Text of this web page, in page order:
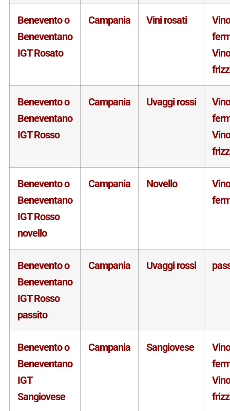
Benevento o
Beneventano
IGT Rosato
Campania Vini rosati
Vino
Vino
Benevento o
Beneventano
IGT Rosso
Campania Uvaggi rossi
Vino
Vino
Benevento o
Beneventano
IGT Rosso
novello
Campania Novello
Vino
Benevento o
Beneventano
IGT Rosso
passito
Campania Uvaggi rossi
Benevento o
Beneventano
IGT
Sangiovese
Campania Sangiovese
Vino
Vino